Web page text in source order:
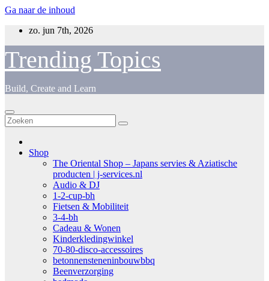
Ga naar de inhoud
zo. jun 7th, 2026
Trending Topics
Build, Create and Learn
Shop
The Oriental Shop – Japans servies & Aziatische
producten | j-services.nl
Audio & DJ
1-2-cup-bh
Fietsen & Mobiliteit
3-4-bh
Cadeau & Wonen
Kinderkledingwinkel
70-80-disco-accessoires
betonnensteneninbouwbbq
Beenverzorging